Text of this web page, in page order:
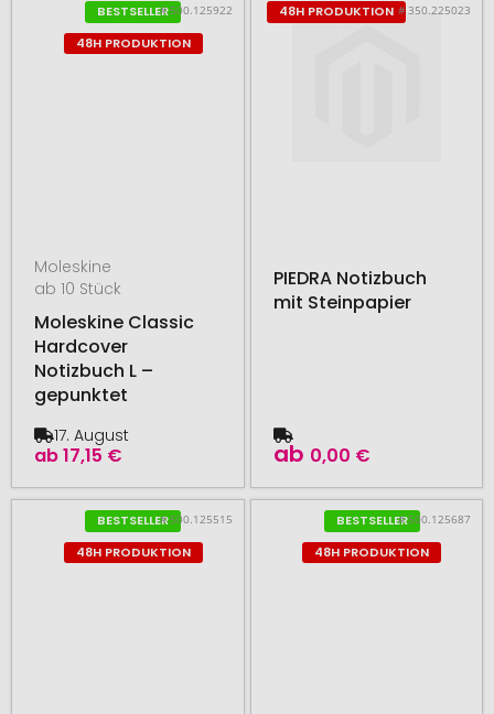
BESTSELLER
48H PRODUKTION
# 500.125922
Moleskine
ab 10 Stück
Moleskine Classic
Hardcover
Notizbuch L –
gepunktet
ab17,15 €
17. August
48H PRODUKTION # 350.225023
PIEDRA Notizbuch
mit Steinpapier
ab 0,00 €
BESTSELLER
48H PRODUKTION
# 500.125515
BESTSELLER
48H PRODUKTION
# 500.125687